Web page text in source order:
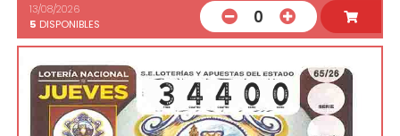
13/08/2026
5 DISPONIBLES 0